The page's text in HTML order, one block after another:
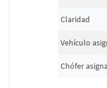
Claridad
Vehículo
Chófer